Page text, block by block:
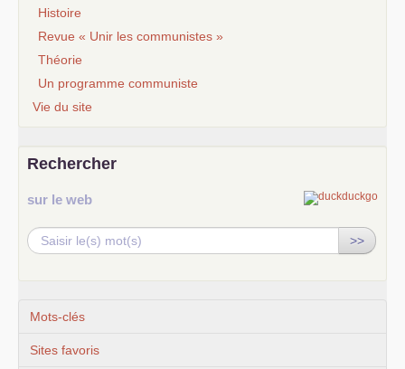
Histoire
Revue « Unir les communistes »
Théorie
Un programme communiste
Vie du site
Rechercher
sur le web
>>
Mots-clés
Sites favoris